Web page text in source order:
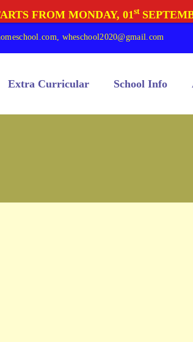
, wheschool2020@gmail.com
Extra Curricular School Info
FROM MONDAY, 01st